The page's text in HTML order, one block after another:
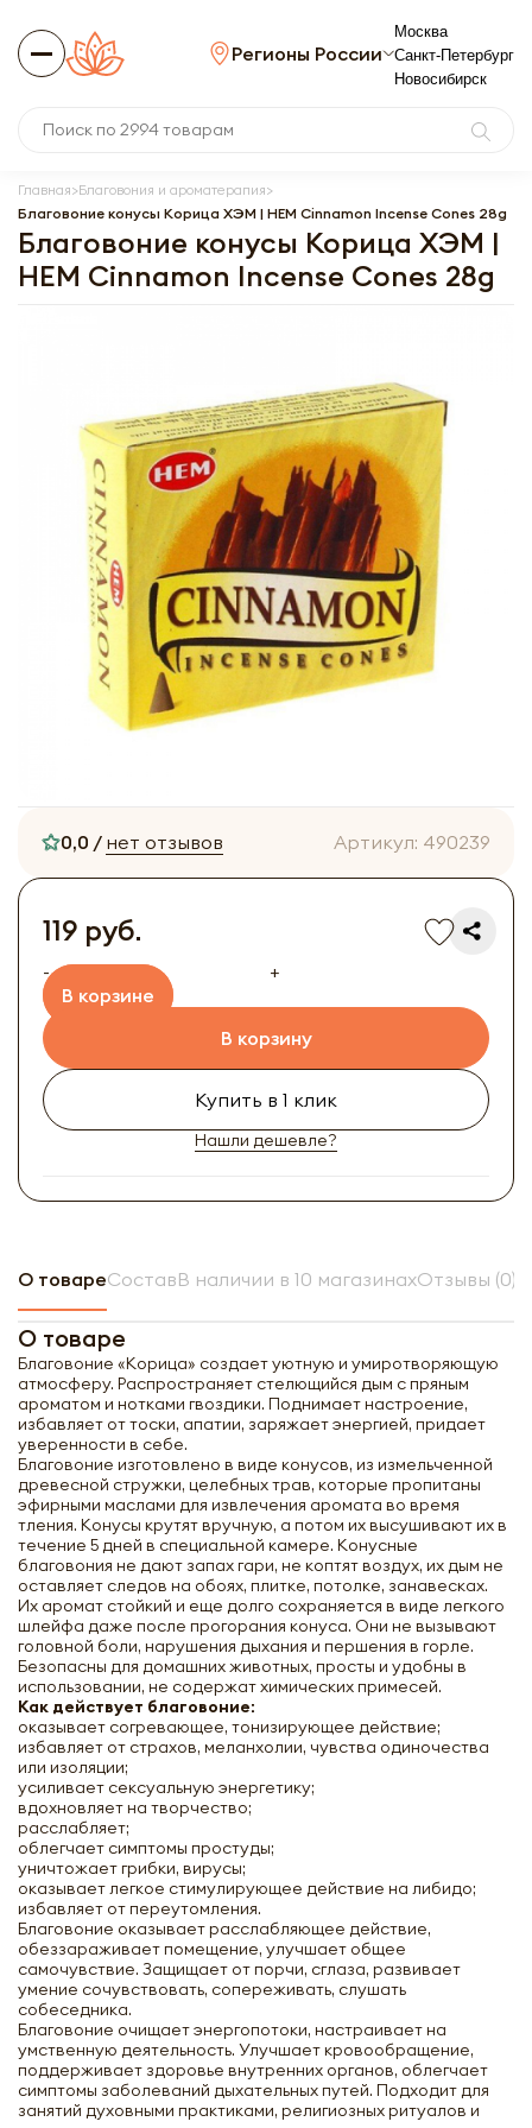
Регионы России
Москва
Санкт-Петербург
Новосибирск
Главная Благовония и ароматерапия
Благовоние конусы Корица ХЭМ | HEM Cinnamon Incense Cones 28g
Благовоние конусы Корица ХЭМ |
HEM Cinnamon Incense Cones 28g
0,0 / нет отзывов Артикул: 490239
119 руб.
-
+
В корзине
В корзину
Купить в 1 клик
Нашли дешевле?
О товареСоставВ наличии в 10 магазинахОтзывы (0)
О товаре
Благовоние «Корица» создает уютную и умиротворяющую
атмосферу. Распространяет стелющийся дым с пряным
ароматом и нотками гвоздики. Поднимает настроение,
избавляет от тоски, апатии, заряжает энергией, придает
уверенности в себе.
Благовоние изготовлено в виде конусов, из измельченной
древесной стружки, целебных трав, которые пропитаны
эфирными маслами для извлечения аромата во время
тления. Конусы крутят вручную, а потом их высушивают их в
течение 5 дней в специальной камере. Конусные
благовония не дают запах гари, не коптят воздух, их дым не
оставляет следов на обоях, плитке, потолке, занавесках.
Их аромат стойкий и еще долго сохраняется в виде легкого
шлейфа даже после прогорания конуса. Они не вызывают
головной боли, нарушения дыхания и першения в горле.
Безопасны для домашних животных, просты и удобны в
использовании, не содержат химических примесей.
Как действует благовоние:
оказывает согревающее, тонизирующее действие;
избавляет от страхов, меланхолии, чувства одиночества
или изоляции;
усиливает сексуальную энергетику;
вдохновляет на творчество;
расслабляет;
облегчает симптомы простуды;
уничтожает грибки, вирусы;
оказывает легкое стимулирующее действие на либидо;
избавляет от переутомления.
Благовоние оказывает расслабляющее действие,
обеззараживает помещение, улучшает общее
самочувствие. Защищает от порчи, сглаза, развивает
умение сочувствовать, сопереживать, слушать
собеседника.
Благовоние очищает энергопотоки, настраивает на
умственную деятельность. Улучшает кровообращение,
поддерживает здоровье внутренних органов, облегчает
симптомы заболеваний дыхательных путей. Подходит для
занятий духовными практиками, религиозных ритуалов и